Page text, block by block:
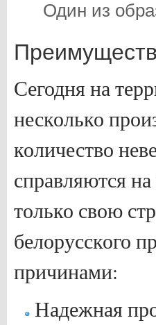
Один из
Сегодня на
несколько
количество
справляются
только свою
белорусского
причинами:
Надежная